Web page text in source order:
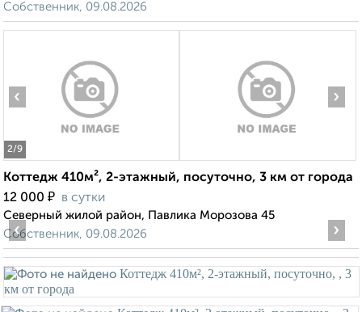
Собственник, 09.08.2026
2/9
‹ ›
Коттедж 410м², 2-этажный, посуточно, 3 км от города
12 000 ₽ в сутки
Северный жилой район, Павлика Морозова 45
Собственник, 09.08.2026
‹ ›